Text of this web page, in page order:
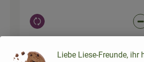
Auswahl ändern
Liebe Liese-Freunde, ihr